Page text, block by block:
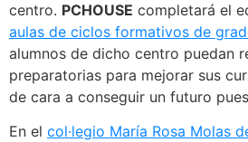
centro. PCHOUSE completará el
aulas de ciclos formativos de
alumnos de dicho centro puedan
preparatorias para mejorar sus
de cara a conseguir un futuro
En el col·legio María Rosa Molas